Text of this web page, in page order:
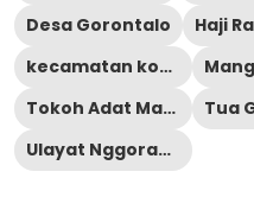
Desa Gorontalo
kecamatan komodo
Tokoh Adat Manggarai
Ulayat Nggorang